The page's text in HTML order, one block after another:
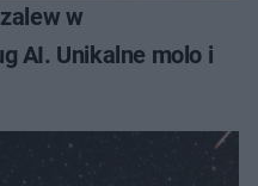
w
AI. Unikalne molo i